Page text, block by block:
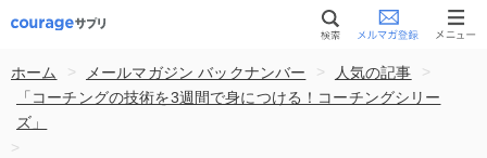
ホーム > メールマガジン バックナンバー > 人気の記事
>
「コーチングの技術を3週間で身につける！コーチングシリー
ズ」
>